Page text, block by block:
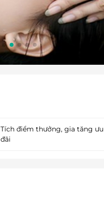
Tích điểm thưởng, gia tăng ưu
đãi